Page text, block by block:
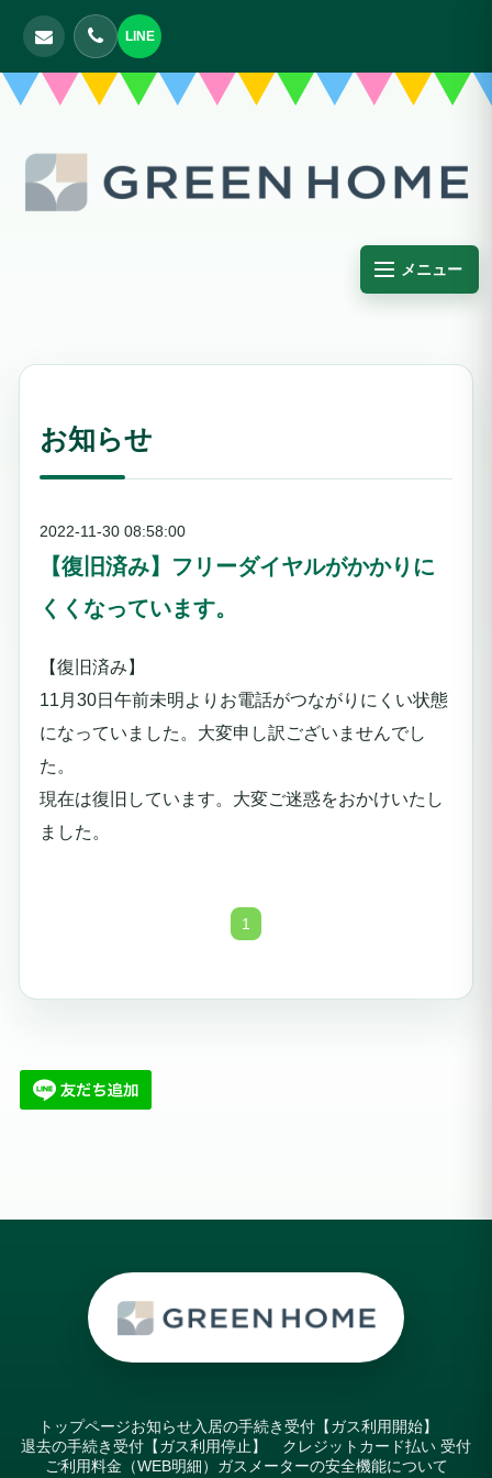
LINE
メニュー
お知らせ
2022-11-30 08:58:00
【復旧済み】フリーダイヤルがかかりに
くくなっています。
【復旧済み】
11月30日午前未明よりお電話がつながりにくい状態
になっていました。大変申し訳ございませんでし
た。
現在は復旧しています。大変ご迷惑をおかけいたし
ました。
1
トップページお知らせ入居の手続き受付【ガス利用開始】
退去の手続き受付【ガス利用停止】 クレジットカード払い 受付
ご利用料金（WEB明細） ガスメーターの安全機能について